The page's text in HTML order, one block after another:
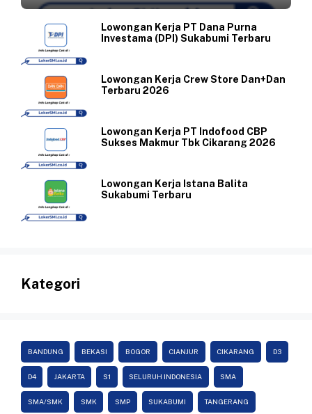
Lowongan Kerja PT Dana Purna
Investama (DPI) Sukabumi Terbaru
Lowongan Kerja Crew Store Dan+Dan
Terbaru 2026
Lowongan Kerja PT Indofood CBP
Sukses Makmur Tbk Cikarang 2026
Lowongan Kerja Istana Balita
Sukabumi Terbaru
Kategori
BANDUNG BEKASI BOGOR CIANJUR CIKARANG D3
D4 JAKARTA S1 SELURUH INDONESIA SMA
SMA/SMK SMK SMP SUKABUMI TANGERANG